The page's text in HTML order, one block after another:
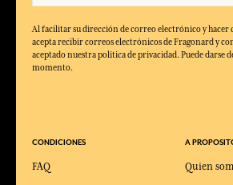
Al facilitar su dirección de correo electrónico y hacer
acepta recibir correos electrónicos de Fragonard y
aceptado nuestra política de privacidad. Puede darse
momento.
CONDICIONES
FAQ
A
Quien